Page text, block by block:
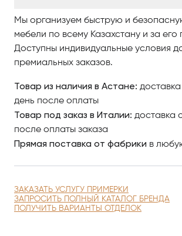
Мы организуем быструю и
мебели по всему Казахстану и за его
Доступны индивидуальные условия
премиальных заказов.
Товар из наличия в Астане:
день после оплаты
Товар под заказ в Италии: доставка
после оплаты заказа
Прямая поставка от фабрики в
ЗАКАЗАТЬ УСЛУГУ ПРИМЕРКИ
ЗАПРОСИТЬ ПОЛНЫЙ КАТАЛОГ БРЕНДА
ПОЛУЧИТЬ ВАРИАНТЫ ОТДЕЛОК